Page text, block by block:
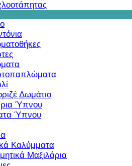
Δωμάτιο
Ύπνου
Ύπνου
Καλύμματα
Μαξιλάρια